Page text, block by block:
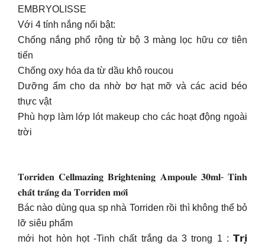
EMBRYOLISSE
Với 4 tính nắng nổi bật:
Chống nắng phổ rộng từ bộ 3 màng lọc hữu cơ tiên
tiến
Chống oxy hóa da từ dầu khô roucou
Dưỡng ẩm cho da nhờ bơ hạt mỡ và các acid béo
thực vật
Phù hợp làm lớp lót makeup cho các hoạt động ngoài
trời
𝐓𝐨𝐫𝐫𝐢𝐝𝐞𝐧 𝐂𝐞𝐥𝐥𝐦𝐚𝐳𝐢𝐧𝐠 𝐁𝐫𝐢𝐠𝐡𝐭𝐞𝐧𝐢𝐧𝐠 𝐀𝐦𝐩𝐨𝐮𝐥𝐞 𝟑𝟎𝐦𝐥- 𝐓𝐢𝐧𝐡
𝐜𝐡𝐚̂́𝐭 𝐭𝐫𝐚̆́𝐧𝐠 𝐝𝐚 𝐓𝐨𝐫𝐫𝐢𝐝𝐞𝐧 𝐦𝐨̛́𝐢
Bác nào dùng qua sp nhà Torriden rồi thì không thể bỏ
lỡ siêu phẩm
mới hot hòn họt -Tinh chất trắng da 3 trong 1 : 𝗧𝗿𝗶̣